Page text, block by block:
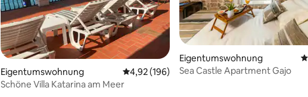
Bewertung: 4,9 von 5, 227 Bewertungen
Eigentumswohnung Durchschnittliche Bewertung: 4,92 von 5,
4,92 (196)
Schöne Villa Katarina am Meer
Eigentumswohnung
Sea Castle Apartment Gajo